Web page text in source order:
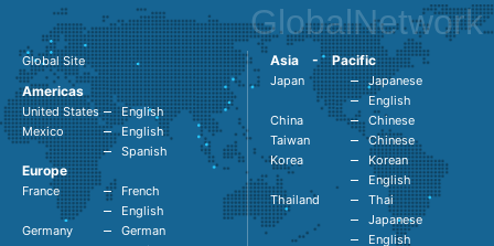
GlobalNetwork
Global Site
Americas
United States
English
Mexico
English
Spanish
Europe
France
French
English
Germany
German
Asia - Pacific
Japan
Japanese
English
China
Chinese
Taiwan
Chinese
Korea
Korean
English
Thailand
Thai
Japanese
English